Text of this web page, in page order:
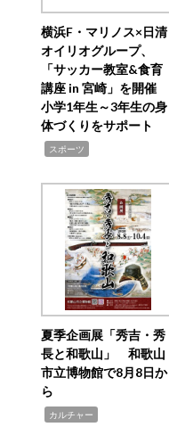
横浜F・マリノス×日清
オイリオグループ、
「サッカー教室&食育
講座 in 宮崎」を開催
小学1年生～3年生の身
体づくりをサポート
スポーツ
夏季企画展「秀吉・秀
長と和歌山」 和歌山
市立博物館で8月8日か
ら
カルチャー